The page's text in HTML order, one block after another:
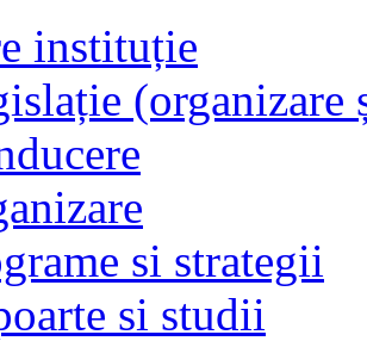
instituție
si strategii
si studii